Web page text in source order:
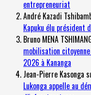
entrepreneuriat
André Kazadi
Kapuku élu président
Bruno MENA
mobilisation
2026 à Kananga
Jean-Pierre Kasonga
Lukonga appelle au